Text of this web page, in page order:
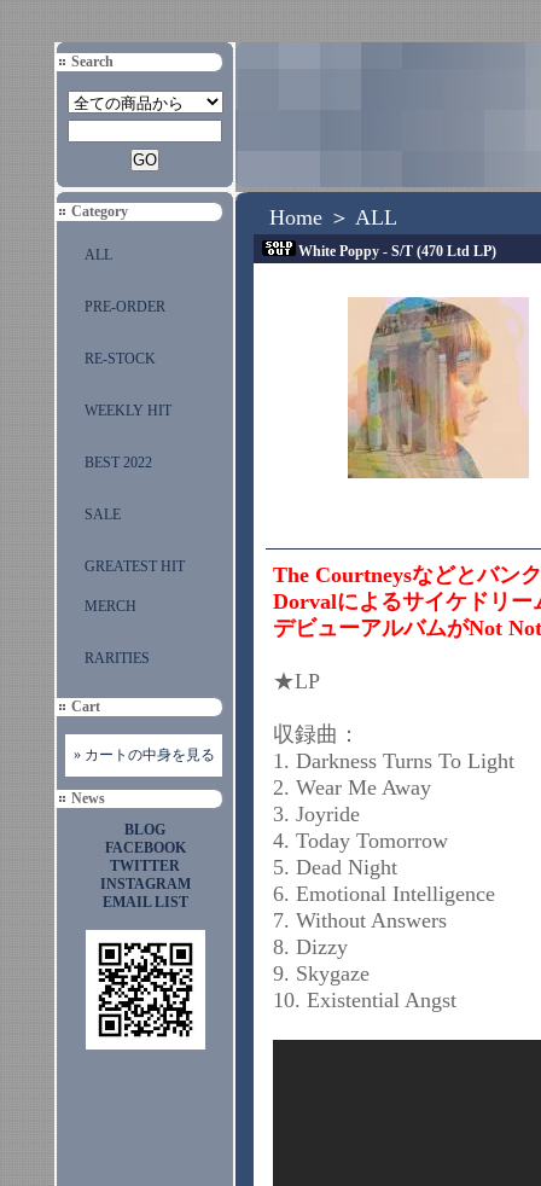
Search
Category
ALL
PRE-ORDER
RE-STOCK
WEEKLY HIT
BEST 2022
SALE
GREATEST HIT
MERCH
RARITIES
Cart
» カートの中身を見る
News
BLOG
FACEBOOK
TWITTER
INSTAGRAM
EMAIL LIST
Home ＞ ALL
White Poppy - S/T (470 Ltd LP)
The Courtneysなどとバン
Dorvalによるサイケドリ
デビューアルバムがNot
★LP
収録曲：
1. Darkness Turns To Light
2. Wear Me Away
3. Joyride
4. Today Tomorrow
5. Dead Night
6. Emotional Intelligence
7. Without Answers
8. Dizzy
9. Skygaze
10. Existential Angst